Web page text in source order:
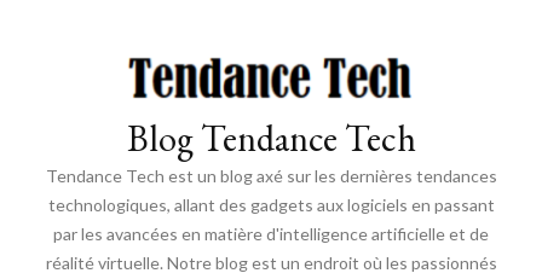
Blog Tendance Tech
Tendance Tech est un blog axé sur les dernières tendances
technologiques, allant des gadgets aux logiciels en passant
par les avancées en matière d'intelligence artificielle et de
réalité virtuelle. Notre blog est un endroit où les passionnés